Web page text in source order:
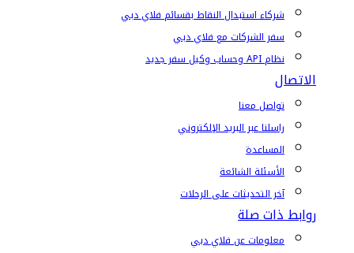
شركاء استبدال النقاط بقسائم فلاي دبي
سفر الشركات مع فلاي دبي
نظام API وحساب وكيل سفر جديد
الاتصال
تواصل معنا
راسلنا عبر البريد الإلكتروني
المساعدة
الأسئلة الشائعة
آخر التحديثات على الرحلات
روابط ذات صلة
معلومات عن فلاي دبي